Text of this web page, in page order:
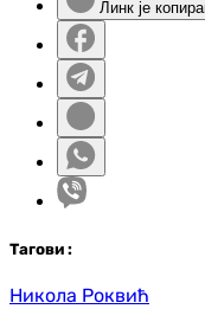
Линк је
Тагови :
Никола Роквић